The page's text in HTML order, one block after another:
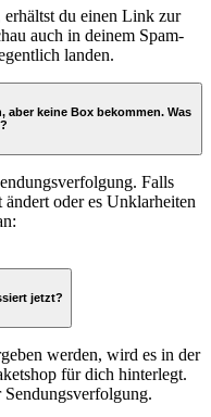
erhältst du einen Link zur
auch in deinem Spam-
landen.
aber keine Box bekommen. Was
Falls
ändert oder es Unklarheiten
jetzt?
werden, wird es in der
für dich hinterlegt.